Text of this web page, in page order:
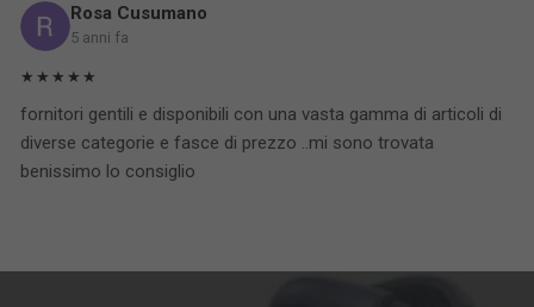
Rosa Cusumano
5 anni fa
★★★★★
fornitori gentili e disponibili con una vasta gamma di articoli di
diverse categorie e fasce di prezzo ..mi sono trovata
benissimo lo consiglio